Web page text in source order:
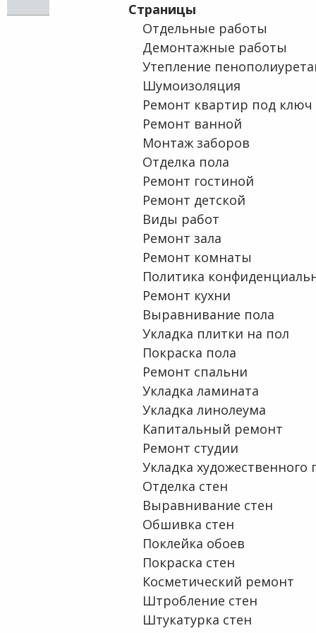
Страницы
Отдельные работы
Демонтажные работы
Утепление
Шумоизоляция
Ремонт квартир под ключ
Ремонт ванной
Монтаж заборов
Отделка пола
Ремонт гостиной
Ремонт детской
Виды работ
Ремонт зала
Ремонт комнаты
Политика
Ремонт кухни
Выравнивание пола
Укладка плитки на пол
Покраска пола
Ремонт спальни
Укладка ламината
Укладка линолеума
Капитальный ремонт
Ремонт студии
Укладка художественного
Отделка стен
Выравнивание стен
Обшивка стен
Поклейка обоев
Покраска стен
Косметический ремонт
Штробление стен
Штукатурка стен
ПОКРАСКА СТЕН